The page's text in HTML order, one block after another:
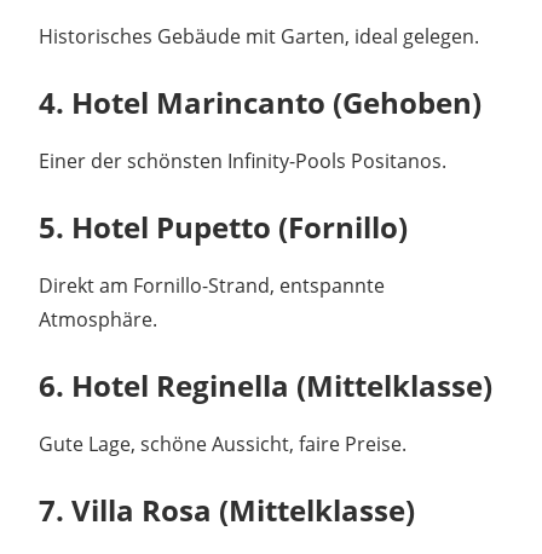
Historisches Gebäude mit Garten, ideal gelegen.
4. Hotel Marincanto (Gehoben)
Einer der schönsten Infinity-Pools Positanos.
5. Hotel Pupetto (Fornillo)
Direkt am Fornillo-Strand, entspannte
Atmosphäre.
6. Hotel Reginella (Mittelklasse)
Gute Lage, schöne Aussicht, faire Preise.
7. Villa Rosa (Mittelklasse)